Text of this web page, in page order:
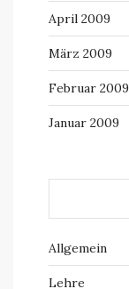
April 2009
März 2009
Februar 2009
Januar 2009
Allgemein
Lehre